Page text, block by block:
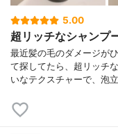
5.00
超リッチなシャンプ
最近髪の毛のダメージが
て探してたら、超リッチ
いなテクスチャーで、泡